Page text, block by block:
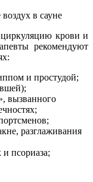
в сауне
крови и
рекомендуют
и простудой;
вызванного
разглаживания
и псориаза;